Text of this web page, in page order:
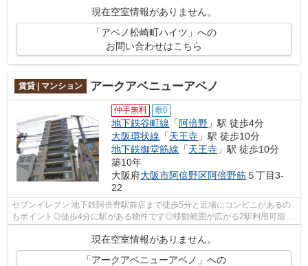
現在空室情報がありません。
「アベノ松崎町ハイツ」への
お問い合わせはこちら
賃貸 | マンション アークアベニューアベノ
仲手無料 敷0
地下鉄谷町線 「 阿倍野 」駅 徒歩4分
大阪環状線 「天王寺 」駅 徒歩10分
地下鉄御堂筋線 「天王寺 」駅 徒歩10分
築10年
大阪府大阪市阿倍野区阿倍野筋５丁目3-
22
セブンイレブン 地下鉄阿倍野駅前店まで徒歩5分と近場にコンビニがあるの
もポイント◎徒歩4分に駅がある物件です◎移動範囲が広がる2駅利用可能な
物件です◎共用部にはエレベータ・敷地内...
現在空室情報がありません。
「アークアベニューアベノ」への